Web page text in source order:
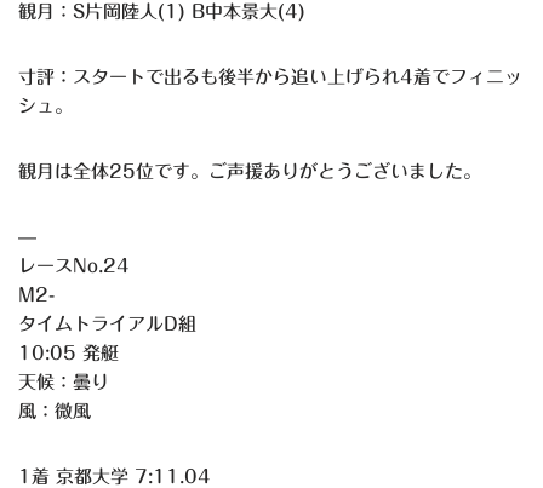
観月：S片岡陸人(1) B中本景大(4)
寸評：スタートで出るも後半から追い上げられ4着でフィニッ
シュ。
観月は全体25位です。ご声援ありがとうございました。
—
レースNo.24
M2-
タイムトライアルD組
10:05 発艇
天候：曇り
風：微風
1着 京都大学 7:11.04